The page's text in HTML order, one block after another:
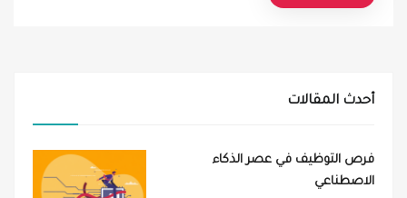
n
أحدث المقالات
فرص التوظيف في عصر الذكاء
الاصطناعي